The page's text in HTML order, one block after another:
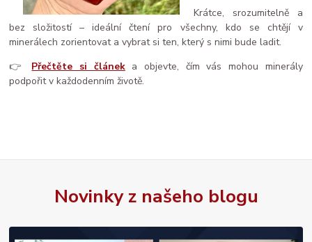
Krátce, srozumitelně a
bez složitostí – ideální čtení pro všechny, kdo se chtějí v
minerálech zorientovat a vybrat si ten, který s nimi bude ladit.
👉 Přečtěte si článeka objevte, čím vás mohou minerály
podpořit v každodenním životě.
Novinky z našeho blogu